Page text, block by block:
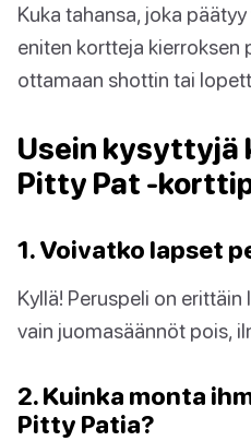
Kuka tahansa, joka
eniten kortteja kierroksen
ottamaan shottin tai
Usein kysyttyjä
Pitty Pat -
1. Voivatko lapset
Kyllä! Peruspeli on
vain juomasäännöt pois,
2. Kuinka monta
Pitty Patia?